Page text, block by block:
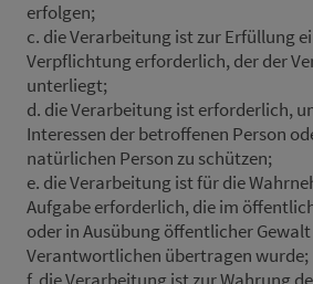
erfolgen;
c. die Verarbeitung ist zur Erfüllung
Verpflichtung erforderlich, der der
unterliegt;
d. die Verarbeitung ist erforderlich,
Interessen der betroffenen Person
natürlichen Person zu schützen;
e. die Verarbeitung ist für die
Aufgabe erforderlich, die im
oder in Ausübung öffentlicher
Verantwortlichen übertragen wurde;